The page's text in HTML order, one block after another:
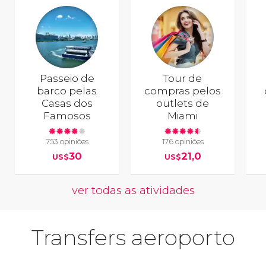
Passeio de
barco pelas
Casas dos
Famosos
753 opiniões
US$30
Tour de
compras pelos
outlets de
Miami
176 opiniões
US$21,0
ver todas as atividades
Transfers aeroporto